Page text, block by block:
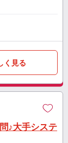
く見る
♪大手システ